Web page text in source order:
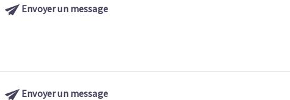
Envoyer un message
Envoyer un message